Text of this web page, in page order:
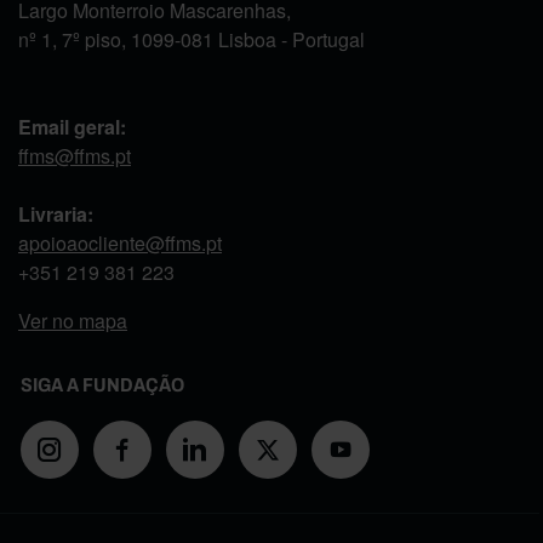
Largo Monterroio Mascarenhas,
nº 1, 7º piso, 1099-081 Lisboa - Portugal
Email geral:
ffms@ffms.pt
Livraria:
apoioaocliente@ffms.pt
+351 219 381 223
Ver no mapa
SIGA A FUNDAÇÃO